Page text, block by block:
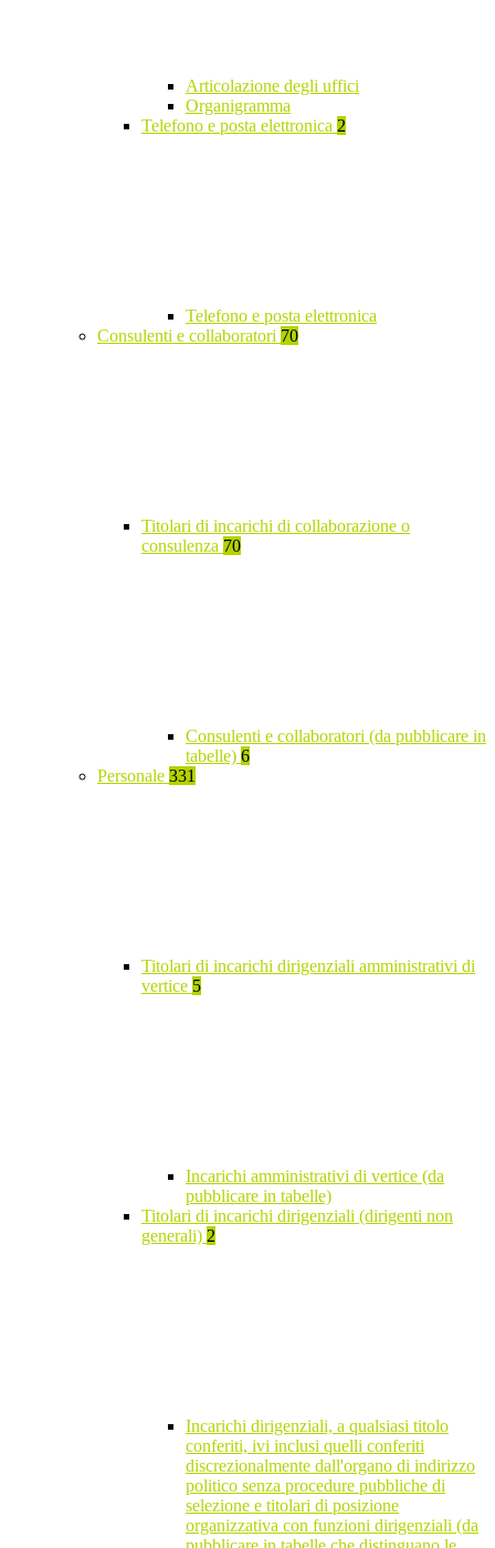
Articolazione degli uffici
Organigramma
Telefono e posta elettronica 2
Telefono e posta elettronica
Consulenti e collaboratori 70
Titolari di incarichi di collaborazione o
consulenza 70
Consulenti e collaboratori (da pubblicare in
tabelle) 6
Personale 331
Titolari di incarichi dirigenziali amministrativi di
vertice 5
Incarichi amministrativi di vertice (da
pubblicare in tabelle)
Titolari di incarichi dirigenziali (dirigenti non
generali) 2
Incarichi dirigenziali, a qualsiasi titolo
conferiti, ivi inclusi quelli conferiti
discrezionalmente dall'organo di indirizzo
politico senza procedure pubbliche di
selezione e titolari di posizione
organizzativa con funzioni dirigenziali (da